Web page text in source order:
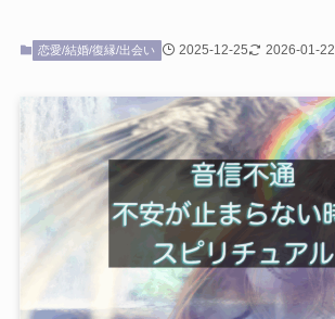
恋愛/結婚/復縁/出会い 2025-12-25 2026-01-22